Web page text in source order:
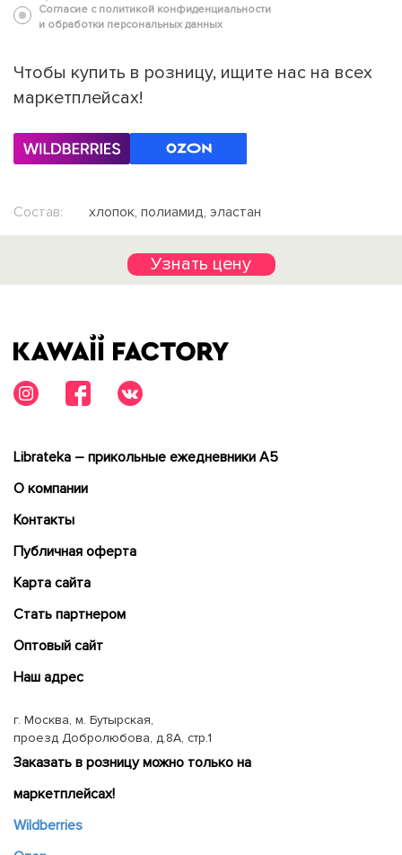
Согласие с политикой конфиденциальности
и обработки персональных данных
Чтобы купить в розницу, ищите нас на всех
маркетплейсах!
Состав: хлопок, полиамид, эластан
Узнать цену
Librateka – прикольные ежедневники А5
О компании
Контакты
Публичная оферта
Карта сайта
Cтать партнером
Оптовый сайт
Наш адрес
г. Москва, м. Бутырская,
проезд Добролюбова, д.8А, стр.1
Заказать в розницу можно только на
маркетплейсах!
Wildberries